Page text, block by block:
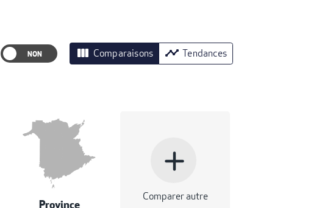
view_column Comparaisons timeline Tendances
Province
add
Comparer autre